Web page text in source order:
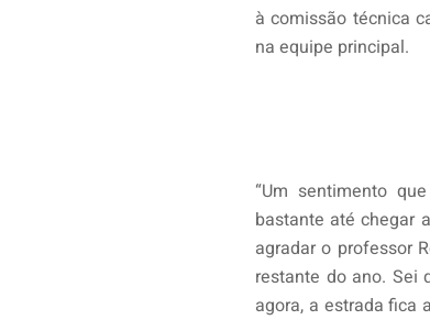
à comissão técnica
na equipe principal.
“Um sentimento
bastante até chegar
agradar o professor
restante do ano. Sei
agora, a estrada fica